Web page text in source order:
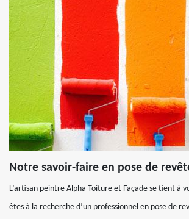
Notre savoir-faire en pose de
L’artisan peintre Alpha Toiture et Façade se tient à
êtes à la recherche d’un professionnel en pose de